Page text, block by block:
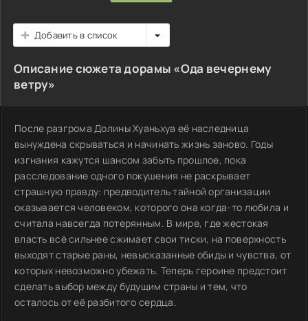
Добавить в список
Описание сюжета дорамы «Ода вечернему
ветру»
После разгрома Долины Хуаньхуа её наследница
вынуждена скрываться и начинать жизнь заново. Годы
изгнания кажутся шансом забыть прошлое, пока
расследование одного покушения не раскрывает
страшную правду: предводитель тайной организации
оказывается человеком, которого она когда-то любила и
считала навсегда потерянным. В мире, где жестокая
власть всё сильнее сжимает свои тиски, на поверхность
выходят старые раны, невысказанные обиды и чувства, от
которых невозможно убежать. Теперь героине предстоит
сделать выбор между будущим страны и тем, что
осталось от её разбитого сердца.